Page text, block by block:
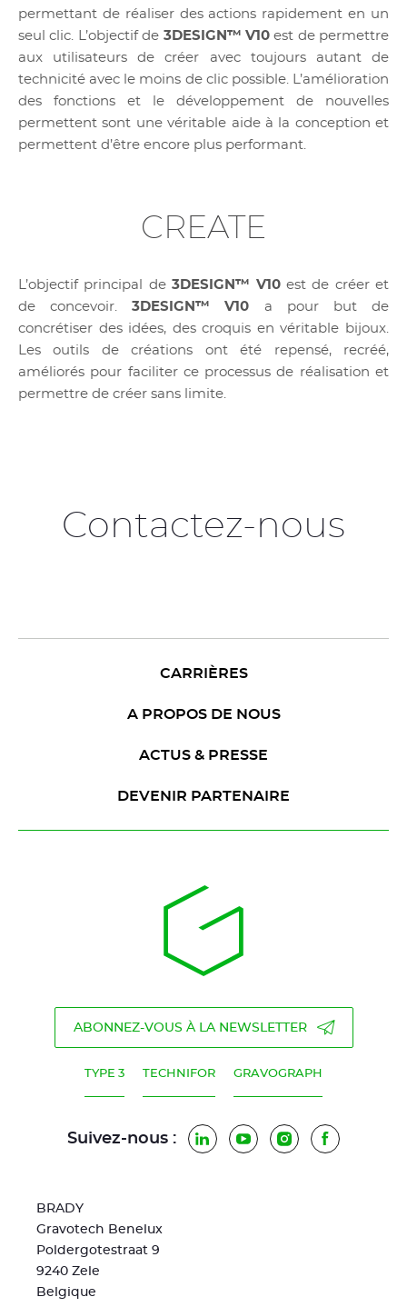
permettant de réaliser des actions rapidement en un
seul clic. L’objectif de 3DESIGN™ V10est de permettre
aux utilisateurs de créer avec toujours autant de
technicité avec le moins de clic possible. L’amélioration
des fonctions et le développement de nouvelles
permettent sont une véritable aide à la conception et
permettent d’être encore plus performant.
CREATE
L’objectif principal de3DESIGN™ V10est de créer et
de concevoir.3DESIGN™ V10 a pour but de
concrétiser des idées, des croquis en véritable bijoux.
Les outils de créations ont été repensé, recréé,
améliorés pour faciliter ce processus de réalisation et
permettre de créer sans limite.
Contactez-nous
CARRIÈRES
A PROPOS DE NOUS
ACTUS & PRESSE
DEVENIR PARTENAIRE
ABONNEZ-VOUS À LA NEWSLETTER
TYPE 3 TECHNIFOR GRAVOGRAPH
Suivez-nous : LinkedInYouTubeInstagramFacebook
BRADY
Gravotech Benelux
Poldergotestraat 9
9240 Zele
Belgique